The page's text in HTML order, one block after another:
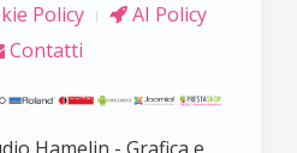
Policy
AI Policy
Contatti